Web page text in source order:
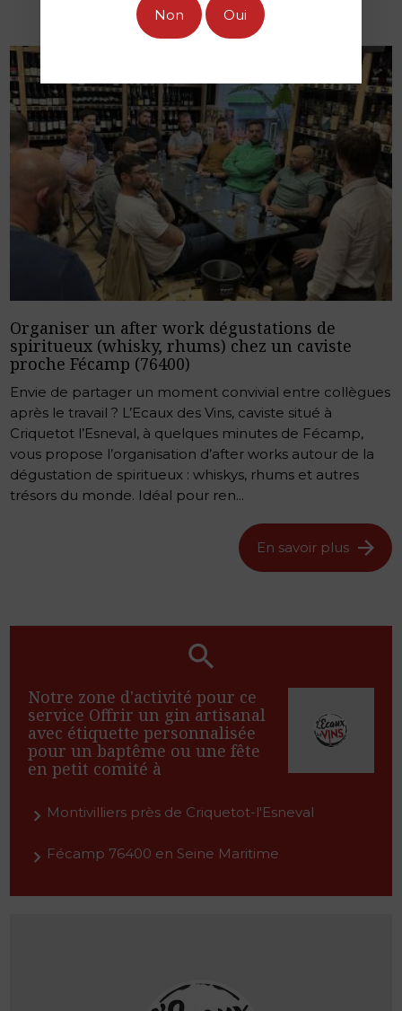
Organiser un after work dégustations de
spiritueux (whisky, rhums) chez un caviste
proche Fécamp (76400)
Envie de partager un moment convivial entre collègues
après le travail ? L’Ecaux des Vins, caviste situé à
Criquetot l’Esneval, à quelques minutes de Fécamp,
vous propose l’organisation d’after works autour de la
dégustation de spiritueux : whiskys, rhums et autres
trésors du monde. Idéal pour ren...
En savoir plus
Notre zone d'activité pour ce
service Offrir un gin artisanal
avec étiquette personnalisée
pour un baptême ou une fête
en petit comité à
Montivilliers près de Criquetot-l'Esneval
Fécamp 76400 en Seine Maritime
non oui